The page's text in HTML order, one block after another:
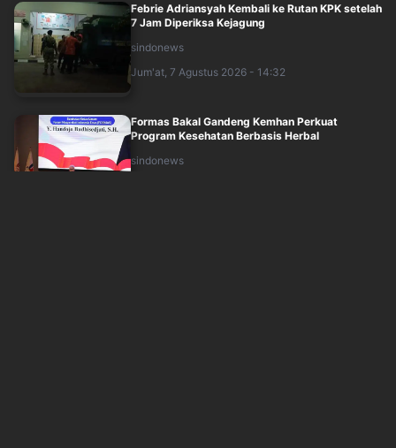
Febrie Adriansyah Kembali ke Rutan KPK setelah
7 Jam Diperiksa Kejagung
sindonews
Jum'at, 7 Agustus 2026 - 14:32
Formas Bakal Gandeng Kemhan Perkuat
Program Kesehatan Berbasis Herbal
sindonews